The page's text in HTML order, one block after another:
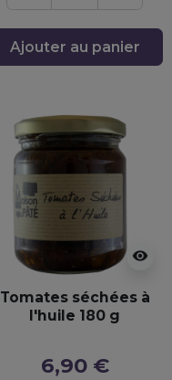
Ajouter au panier
visibility
Tomates séchées à
l'huile 180 g
6,90 €